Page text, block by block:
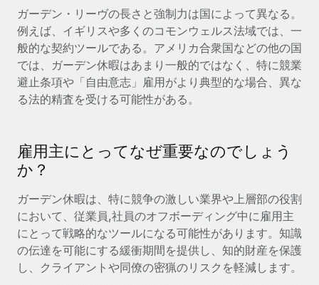
当社のMCPを使用して、あらゆるAIツールをRemoteに接続
統合
基本的なビジネスツールを活用して業務プロセスを効率化す
る
専門家に相談
グローバル人事・コンプライアンスの専門サポート
バックグラウンドチェック
候補者の選考プロセスをシンプルに
Compliance Watchtower
コンプライアンスリスクを先回りして対応
パートナーに登録
戦略的テクノロジーパートナー
グローバルな人事機能を柔軟に自社プラットフォームへ統合
パートナーとして登録
Remote Build
近日リリース予定
統合とAI自動化に関するコンサルティング
活用事例
職務内容ライブラリ
ウェビナー
イベント
ニュースルーム
情報センター
サポートを依頼する
すべてのリソースを表示する
ブログ
日本語
한국어
中文（简体）
ガーデン・リーヴの長さと強制力は国によって異なる。
例えば、イギリスや多くのコモンウェルス法域では、一
般的な契約ツールである。アメリカ合衆国などの他の国
では、ガーデン休暇はあまり一般的ではなく、特に競業
避止条項や「自由意志」雇用がより典型的な場合、異な
る法的精査を受ける可能性がある。
雇用主にとってなぜ重要なのでしょう
か？
ガーデン休暇は、特に競争の激しい業界や上層部の役割
において、従業員,社員のオフボーディング中に雇用主
にとって戦略的なツールになる可能性があります。知識
の伝達を可能にする緩衝期間を提供し、知的財産を保護
し、クライアントや同僚の密猟のリスクを軽減します。